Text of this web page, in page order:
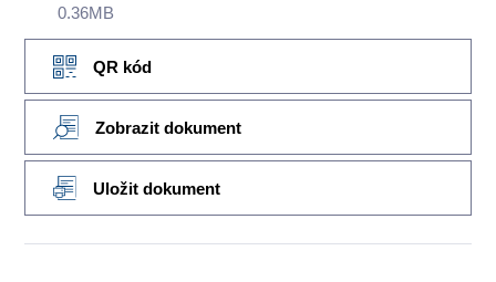
0.36MB
QR kód
Zobrazit dokument
Uložit dokument